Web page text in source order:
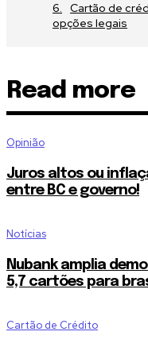
Cartão de
opções legais
Read more
Opinião
Juros altos ou
entre BC e governo!
Notícias
Nubank amplia
5,7 cartões para
Cartão de Crédito